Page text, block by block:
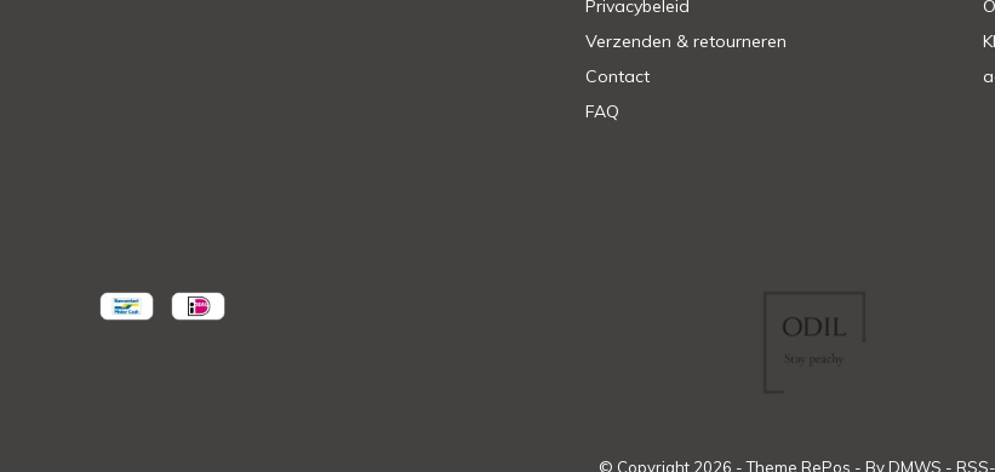
Privacybeleid
Verzenden & retourneren
Contact
FAQ
© Copyright 2026 - Theme RePos - By DMWS -